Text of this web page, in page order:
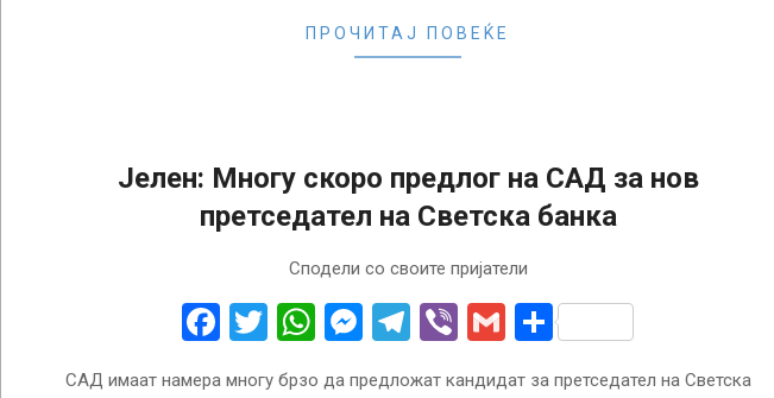
ПРОЧИТАЈ ПОВЕЌЕ
Јелен: Многу скоро предлог на САД за нов
претседател на Светска банка
Сподели со своите пријатели
Facebook
Twitter
WhatsApp
Messenger
Telegram
ViberGmailShare
САД имаат намера многу брзо да предложат кандидат за претседател на Светска